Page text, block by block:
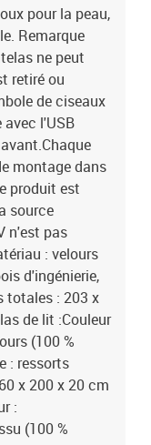
pour la peau,
Remarque
ne peut
retiré ou
de ciseaux
avec l'USB
montage dans
produit est
source
n'est pas
: velours
d'ingénierie,
totales : 203 x
de lit :Couleur
(100 %
: ressorts
x 200 x 20 cm
:
(100 %